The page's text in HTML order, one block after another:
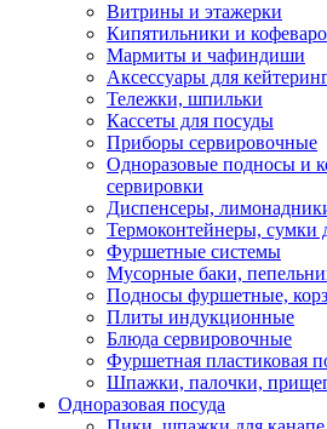
Витрины и этажерки
Кипятильники и
Мармиты и чафиндиши
Аксессуары для
Тележки, шпильки
Кассеты для посуды
Приборы сервировочные
Одноразовые подносы и
сервировки
Диспенсеры,
Термоконтейнеры, сумки
Фуршетные системы
Мусорные баки,
Подносы фуршетные,
Плиты индукционные
Блюда сервировочные
Фуршетная пластиковая
Шпажки, палочки,
Одноразовая посуда